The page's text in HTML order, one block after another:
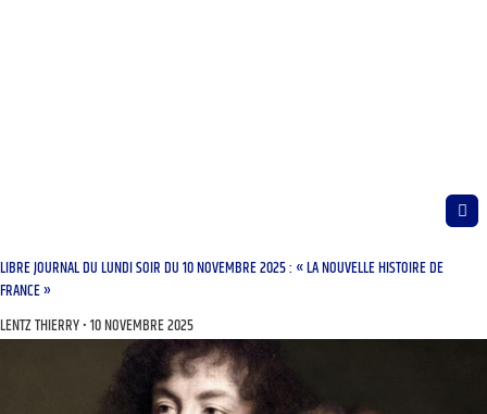
LIBRE JOURNAL DU LUNDI SOIR DU 10 NOVEMBRE 2025 : « LA NOUVELLE HISTOIRE DE
FRANCE »
LENTZ THIERRY 10 NOVEMBRE 2025